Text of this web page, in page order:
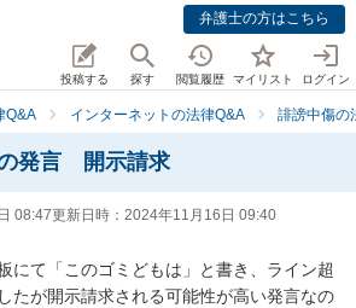
弁護士の方はこちら
投稿する 探す 閲覧履歴 マイリスト ログイン
Q&A インターネットの法律Q&A 誹謗中傷の
発言 開示請求
08:47更新日時： 2024年11月16日 09:40
にて「このゴミどもは」と書き、ライン超
たが開示請求される可能性が高い発言なの